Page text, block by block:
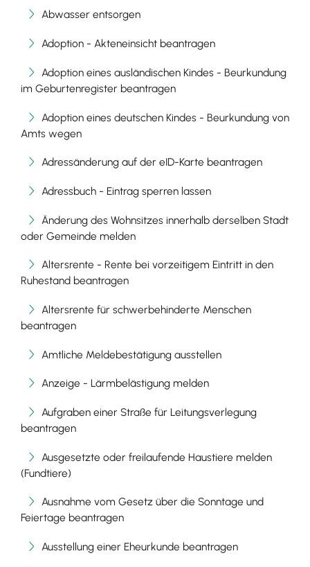
Abwasser entsorgen
Adoption - Akteneinsicht beantragen
Adoption eines ausländischen Kindes - Beurkundung
im Geburtenregister beantragen
Adoption eines deutschen Kindes - Beurkundung von
Amts wegen
Adressänderung auf der eID-Karte beantragen
Adressbuch - Eintrag sperren lassen
Änderung des Wohnsitzes innerhalb derselben Stadt
oder Gemeinde melden
Altersrente - Rente bei vorzeitigem Eintritt in den
Ruhestand beantragen
Altersrente für schwerbehinderte Menschen
beantragen
Amtliche Meldebestätigung ausstellen
Anzeige - Lärmbelästigung melden
Aufgraben einer Straße für Leitungsverlegung
beantragen
Ausgesetzte oder freilaufende Haustiere melden
(Fundtiere)
Ausnahme vom Gesetz über die Sonntage und
Feiertage beantragen
Ausstellung einer Eheurkunde beantragen